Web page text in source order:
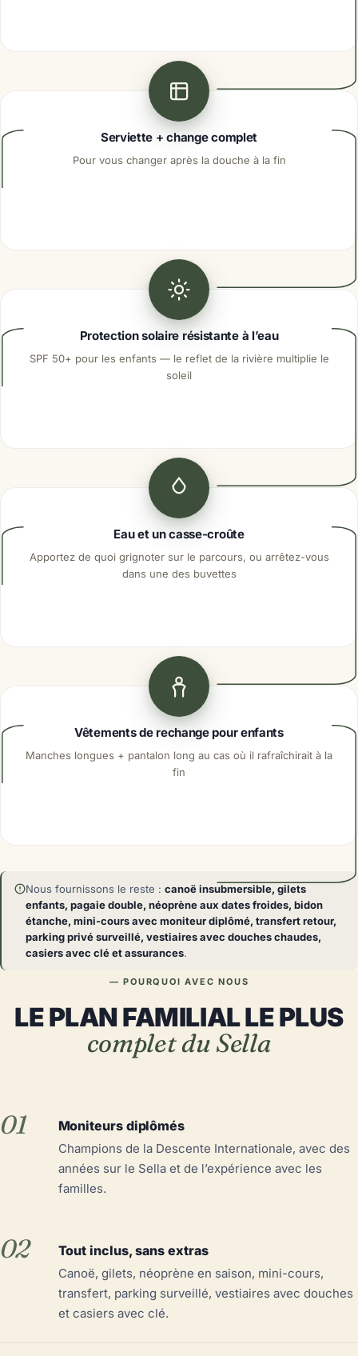
Serviette + change complet
Pour vous changer après la douche à la fin
Protection solaire résistante à l’eau
SPF 50+ pour les enfants — le reflet de la rivière multiplie le
soleil
Eau et un casse-croûte
Apportez de quoi grignoter sur le parcours, ou arrêtez-vous
dans une des buvettes
Vêtements de rechange pour enfants
Manches longues + pantalon long au cas où il rafraîchirait à la
fin
Nous fournissons le reste : canoë insubmersible, gilets
enfants, pagaie double, néoprène aux dates froides, bidon
étanche, mini-cours avec moniteur diplômé, transfert retour,
parking privé surveillé, vestiaires avec douches chaudes,
casiers avec clé et assurances.
— POURQUOI AVEC NOUS
LE PLAN FAMILIAL LE PLUS
complet du Sella
01 Moniteurs diplômés
Champions de la Descente Internationale, avec des
années sur le Sella et de l’expérience avec les
familles.
02 Tout inclus, sans extras
Canoë, gilets, néoprène en saison, mini-cours,
transfert, parking surveillé, vestiaires avec douches
et casiers avec clé.